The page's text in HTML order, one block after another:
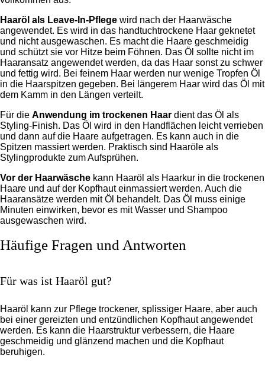
Haaröl als Leave-In-Pflege wird nach der Haarwäsche
angewendet. Es wird in das handtuchtrockene Haar geknetet
und nicht ausgewaschen. Es macht die Haare geschmeidig
und schützt sie vor Hitze beim Föhnen. Das Öl sollte nicht im
Haaransatz angewendet werden, da das Haar sonst zu schwer
und fettig wird. Bei feinem Haar werden nur wenige Tropfen Öl
in die Haarspitzen gegeben. Bei längerem Haar wird das Öl mit
dem Kamm in den Längen verteilt.
Für die Anwendung im trockenen Haar dient das Öl als
Styling-Finish. Das Öl wird in den Handflächen leicht verrieben
und dann auf die Haare aufgetragen. Es kann auch in die
Spitzen massiert werden. Praktisch sind Haaröle als
Stylingprodukte zum Aufsprühen.
Vor der Haarwäsche kann Haaröl als Haarkur in die trockenen
Haare und auf der Kopfhaut einmassiert werden. Auch die
Haaransätze werden mit Öl behandelt. Das Öl muss einige
Minuten einwirken, bevor es mit Wasser und Shampoo
ausgewaschen wird.
Häufige Fragen und Antworten
Für was ist Haaröl gut?
Haaröl kann zur Pflege trockener, splissiger Haare, aber auch
bei einer gereizten und entzündlichen Kopfhaut angewendet
werden. Es kann die Haarstruktur verbessern, die Haare
geschmeidig und glänzend machen und die Kopfhaut
beruhigen.